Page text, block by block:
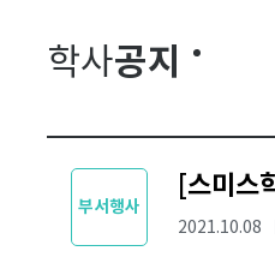
학사공지
부서행사
[스미스
2021.10.08